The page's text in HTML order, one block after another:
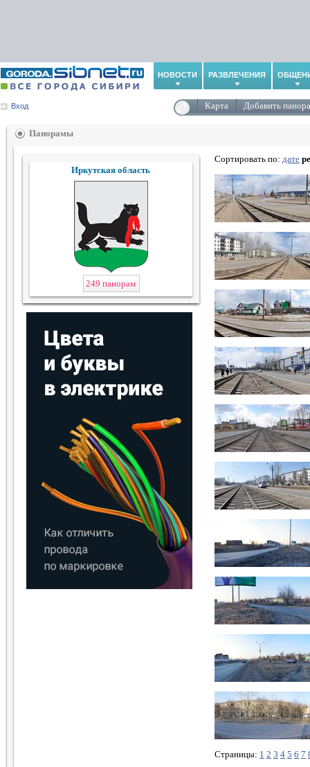
НОВОСТИ РАЗВЛЕЧЕНИЯ
Вход Карта Добавить
Панорамы
Иркутская область
249 панорам
Сортировать по: дате
Страницы: 1 2 3 4 5 6 7